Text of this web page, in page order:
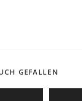
GEFALLEN